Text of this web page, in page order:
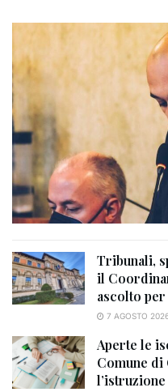
Tribunali,
il
ascolto
7 AGOSTO
Aperte le
Comune